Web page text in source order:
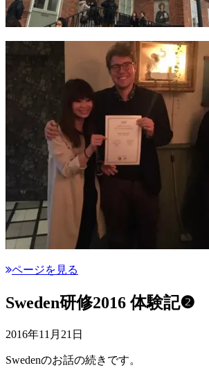
ページを見る
Sweden研修2016 体験記❷
2016年11月21日
Swedenのお話の続きです。